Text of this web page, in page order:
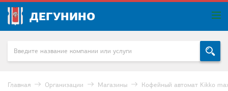
ДЕГУНИНО
Главная Организации Магазины Кофейный автомат Kikko